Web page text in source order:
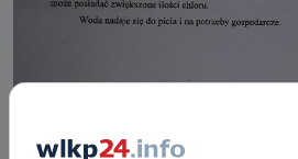
REGION WIADOMOŚCI